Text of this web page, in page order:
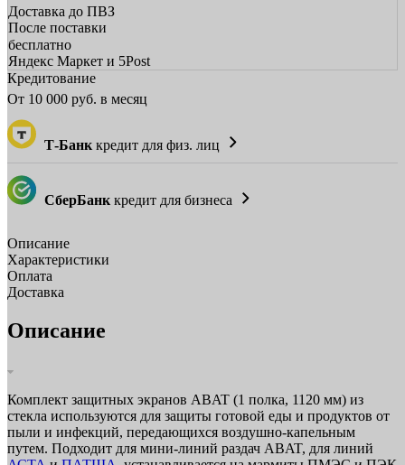
Доставка до ПВЗ
После поставки
бесплатно
Яндекс Маркет и 5Post
Кредитование
От 10 000 руб. в месяц
Т-Банк кредит для физ. лиц
СберБанк кредит для бизнеса
Описание
Характеристики
Оплата
Доставка
Описание
Комплект защитных экранов ABAT (1 полка, 1120 мм) из
стекла используются для защиты готовой еды и продуктов от
пыли и инфекций, передающихся воздушно-капельным
путем. Подходит для мини-линий раздач ABAT, для линий